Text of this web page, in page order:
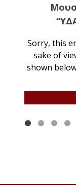
Sorry, this
sake of
shown